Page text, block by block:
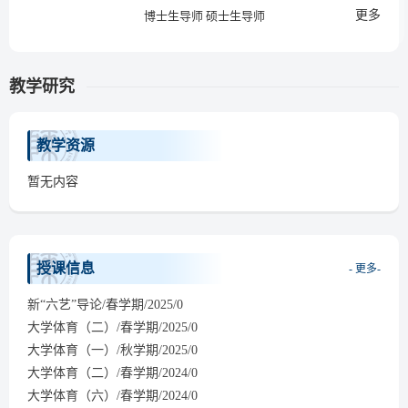
博士生导师 硕士生导师 更多
教学研究
教学资源
暂无内容
- 更多-
授课信息
新“六艺”导论/春学期/2025/0
大学体育（二）/春学期/2025/0
大学体育（一）/秋学期/2025/0
大学体育（二）/春学期/2024/0
大学体育（六）/春学期/2024/0